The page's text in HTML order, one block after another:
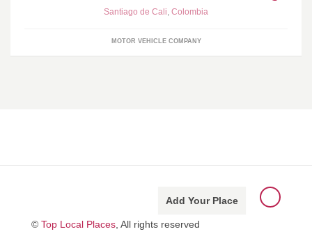
Santiago de Cali, Colombia
MOTOR VEHICLE COMPANY
Add Your Place
© Top Local Places , All rights reserved